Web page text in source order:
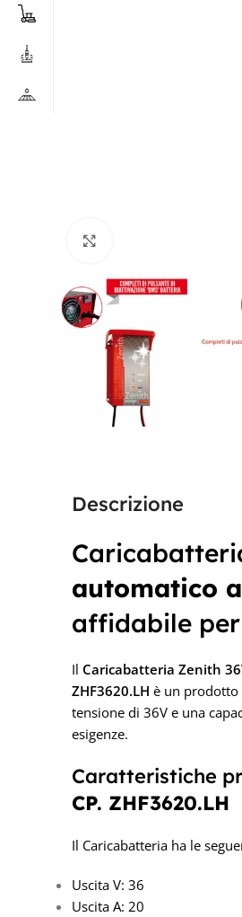
Descrizione
automatico
affidabile per
Il Caricabatteria Zenith
ZHF3620.LH è un prodotto
tensione di 36V e una
esigenze.
Caratteristiche
CP. ZHF3620.LH
Il Caricabatteria ha le
Uscita V: 36
Uscita A: 20